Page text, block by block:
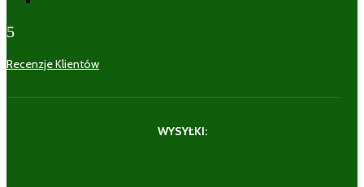
5
Recenzje Klientów
WYSYŁKI: